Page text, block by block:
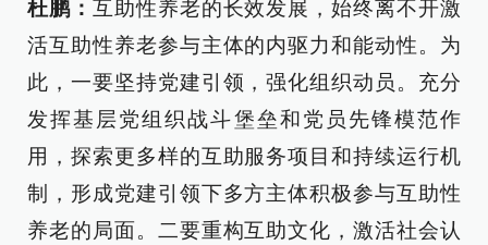
杜鹏： 互助性养老的长效发展，始终离不开激
活互助性养老参与主体的内驱力和能动性。为
此，一要坚持党建引领，强化组织动员。充分
发挥基层党组织战斗堡垒和党员先锋模范作
用，探索更多样的互助服务项目和持续运行机
制，形成党建引领下多方主体积极参与互助性
养老的局面。二要重构互助文化，激活社会认